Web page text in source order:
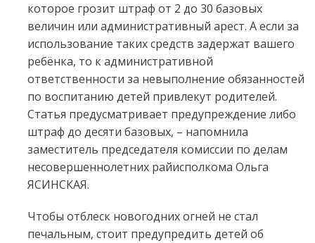
которое грозит штраф от 2 до 30 базовых
величин или административный арест. А если за
использование таких средств задержат вашего
ребёнка, то к административной
ответственности за невыполнение обязанностей
по воспитанию детей привлекут родителей.
Статья предусматривает предупреждение либо
штраф до десяти базовых, – напомнила
заместитель председателя комиссии по делам
несовершеннолетних райисполкома Ольга
ЯСИНСКАЯ.
Чтобы отблеск новогодних огней не стал
печальным, стоит предупредить детей об